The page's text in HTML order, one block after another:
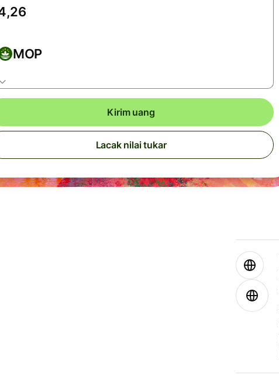
MOP
Kirim uang
Lacak nilai tukar